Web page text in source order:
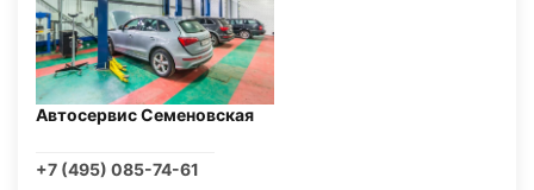
Автосервис Семеновская
+7 (495) 085-74-61